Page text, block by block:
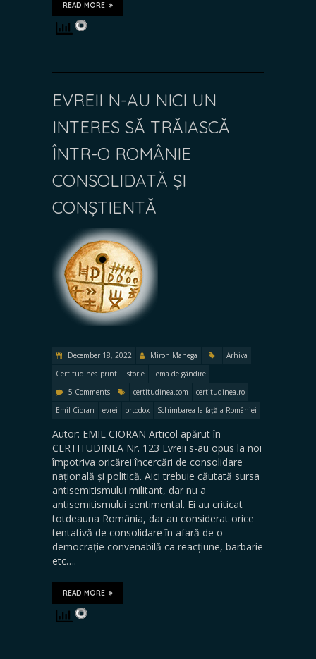
READ MORE
EVREII N-AU NICI UN
INTERES SĂ TRĂIASCĂ
ÎNTR-O ROMÂNIE
CONSOLIDATĂ ȘI
CONȘTIENTĂ
December 18, 2022 Miron Manega
Arhiva
Certitudinea print
Istorie
Tema de gândire
5 Comments
certitudinea.com
certitudinea.ro
Emil Cioran
evrei ortodox Schimbarea la față a României
Autor: EMIL CIORAN Articol apărut în
CERTITUDINEA Nr. 123 Evreii s-au opus la noi
împotriva oricărei încercări de consolidare
națională și politică. Aici trebuie căutată sursa
antisemitismului militant, dar nu a
antisemitismului sentimental. Ei au criticat
totdeauna România, dar au considerat orice
tentativă de consolidare în afară de o
democrație convenabilă ca reacțiune, barbarie
etc….
READ MORE